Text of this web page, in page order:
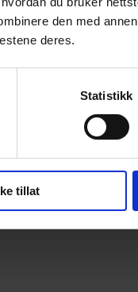
den med
deres.
Statistikk
tillat